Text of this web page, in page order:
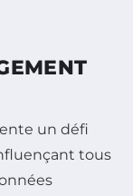
un défi
tous